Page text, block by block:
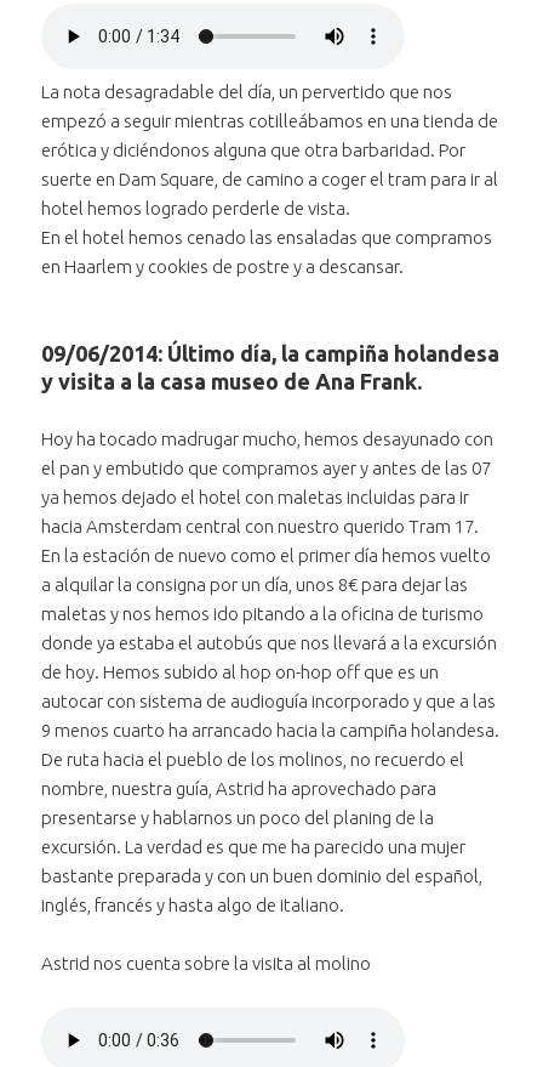
Wallen al
Bajar volumenal audio "The
atardecer"
Wallen al
atardecer"
Silenciarel audio "The Wallen
al atardecer"
Avanzar treinta segundosen el
audio
"The
Wallen al
atardecer"
Retroceder treinta segundosen el
audio
"The
Wallen al
atardecer"
Posición:
0 segundos
1 minuto y 34 segundos
La nota desagradable del día, un pervertido que nos
empezó a seguir mientras cotilleábamos en una tienda de
erótica y diciéndonos alguna que otra barbaridad. Por
suerte en Dam Square, de camino a coger el tram para ir al
hotel hemos logrado perderle de vista.
En el hotel hemos cenado las ensaladas que compramos
en Haarlem y cookies de postre y a descansar.
09/06/2014: Último día, la campiña holandesa
y visita a la casa museo de Ana Frank.
Hoy ha tocado madrugar mucho, hemos desayunado con
el pan y embutido que compramos ayer y antes de las 07
ya hemos dejado el hotel con maletas incluidas para ir
hacia Amsterdam central con nuestro querido Tram 17.
En la estación de nuevo como el primer día hemos vuelto
a alquilar la consigna por un día, unos 8€ para dejar las
maletas y nos hemos ido pitando a la oficina de turismo
donde ya estaba el autobús que nos llevará a la excursión
de hoy. Hemos subido al hop on-hop off que es un
autocar con sistema de audioguía incorporado y que a las
9 menos cuarto ha arrancado hacia la campiña holandesa.
De ruta hacia el pueblo de los molinos, no recuerdo el
nombre, nuestra guía, Astrid ha aprovechado para
presentarse y hablarnos un poco del planing de la
excursión. La verdad es que me ha parecido una mujer
bastante preparada y con un buen dominio del español,
inglés, francés y hasta algo de italiano.
Astrid nos cuenta sobre la visita al molino
nos cuenta sobre
Bajar volumen al audio